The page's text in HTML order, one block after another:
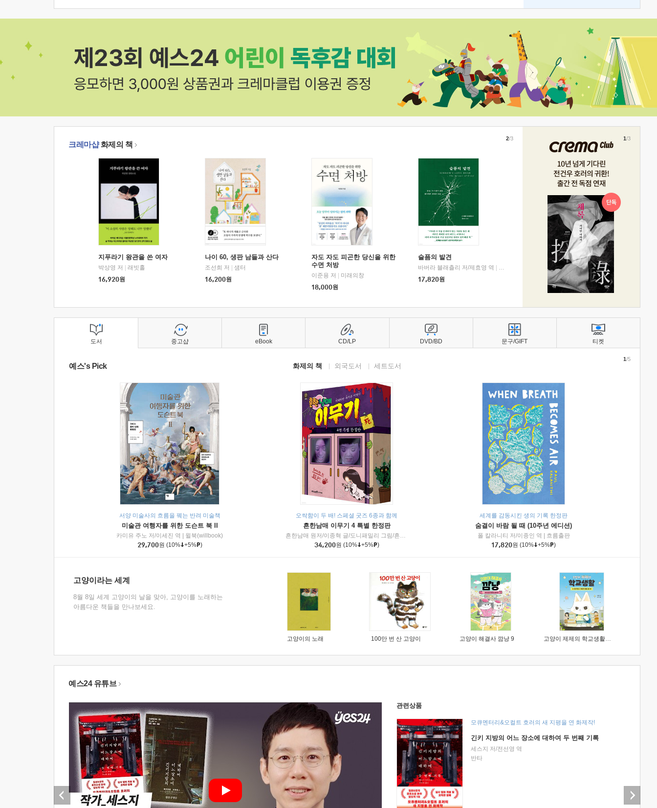
크레마샵화제의 책
지푸라기 왕관을 쓴 여자
박상영 저
래빗홀
16,920원
나이 60, 생판 남들과 산다
조선희 저
샘터
16,200원
자도 자도 피곤한 당신을 위한
수면 처방
이준용 저
미래의창
18,000원
슬픔의 발견
바버라 블래츨리 저/제효영 역
디플롯
17,820원
2/3 1/3
도서
예스's Pick 화제의 책 외국도서 세트도서
서양 미술사의 흐름을 꿰는 반려 미술책
미술관 여행자를 위한 도슨트 북 II
카미유 주노 저/이세진 역
윌북(willbook)
29,700원 (10% +5% )
오싹함이 두 배! 스페셜 굿즈 6종과 함께
흔한남매 이무기 4 특별 한정판
흔한남매 원저/이종혁 글/도니패밀리 그림/흔한컴퍼니 감수
미래엔아이세움
34,200원 (10% +5% )
세계를 감동시킨 생의 기록 한정판
숨결이 바람 될 때 (10주년 에디션)
폴 칼라니티 저/이종인 역
흐름출판
17,820원 (10% +5% )
1/5
고양이라는 세계
8월 8일 세계 고양이의 날을 맞아, 고양이를 노래하는
아름다운 책들을 만나보세요.
고양이의 노래 100만 번 산 고양이 고양이 해결사 깜냥 9 고양이 제제의 학교생활 1 : 초등학생이 이렇게 힘들 줄이야
중고샵 eBook CD/LP DVD/BD 문구/GIFT 티켓
예스24 유튜브
관련상품
모큐멘터리&오컬트 호러의 새 지평을 연 화제작!
긴키 지방의 어느 장소에 대하여 두 번째 기록
세스지 저/전선영 역
반타